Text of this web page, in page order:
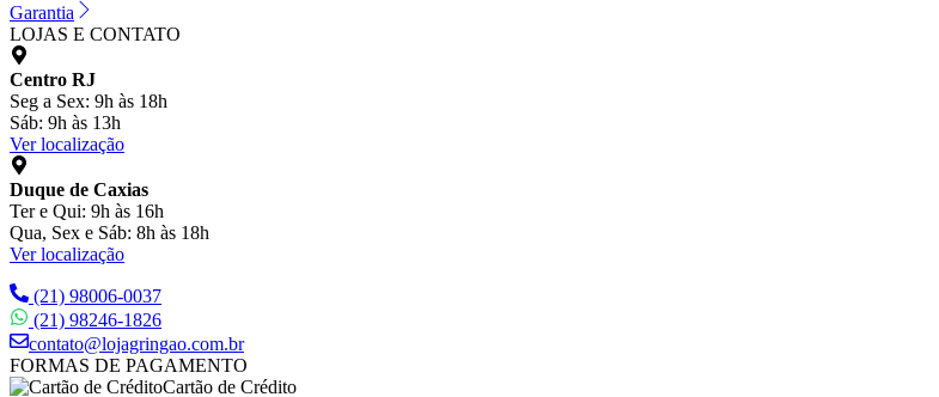
Garantia
LOJAS E CONTATO
Centro RJ
Seg a Sex: 9h às 18h
Sáb: 9h às 13h
Ver localização
Duque de Caxias
Ter e Qui: 9h às 16h
Qua, Sex e Sáb: 8h às 18h
Ver localização
(21) 98006-0037
(21) 98246-1826
contato@lojagringao.com.br
FORMAS DE PAGAMENTO
Cartão de Crédito